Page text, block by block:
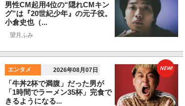
男性CM起用4位の“隠れCMキン
グ”は『20世紀少年』の元子役。
小倉史也（...
望月ふみ
エンタメ 2026年08月07日
「牛丼2杯で満腹」だった男が
「1時間でラーメン35杯」完食で
きるようになる...
NEW!